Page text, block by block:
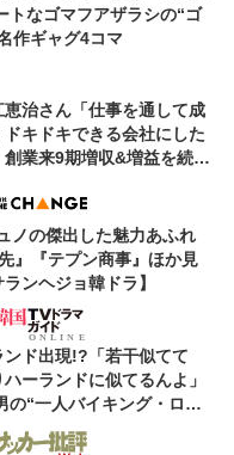
トなゴマフアザラシの“ゴ
作ギャグ4コマ
治さん「仕事を通して成
キドキできる会社にした
業来9期増収&増益を続け
ノの傑出した魅力あふれ
』『テプン商事』ほか見
ンヘジョ韓ドラ】
ド出現!?「若干似てて
ーランドに似てるんよ」
の“一人バイキング・ロ
をもらった」